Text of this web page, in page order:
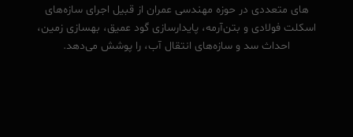
های متعددی در حوزه مهندسی عمران از قبیل اجرای سازه‌های
اسکلت فولادی و بتن‌آرمه، پایدارسازی گود عمیق، بهسازی زمین،
احداث سد و سازه‌های انتقال آب، را پوشش می‌دهد.